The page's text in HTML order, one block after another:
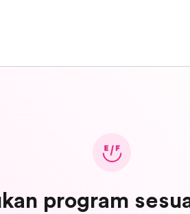
program